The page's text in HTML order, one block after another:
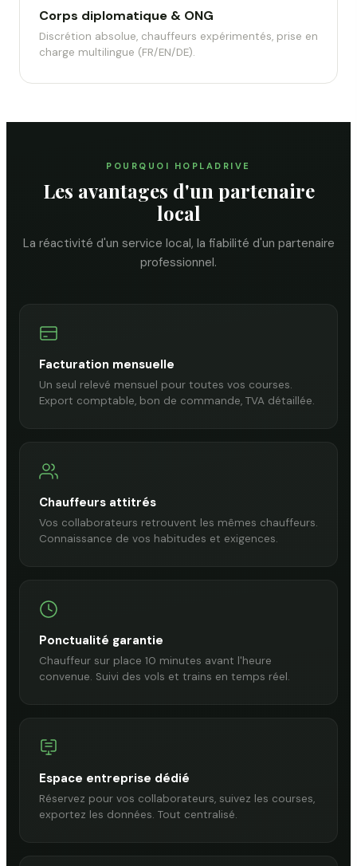
Corps diplomatique & ONG
Discrétion absolue, chauffeurs expérimentés, prise en
charge multilingue (FR/EN/DE).
POURQUOI HOPLADRIVE
Les avantages d'un partenaire
local
La réactivité d'un service local, la fiabilité d'un partenaire
professionnel.
Facturation mensuelle
Un seul relevé mensuel pour toutes vos courses.
Export comptable, bon de commande, TVA détaillée.
Chauffeurs attitrés
Vos collaborateurs retrouvent les mêmes chauffeurs.
Connaissance de vos habitudes et exigences.
Ponctualité garantie
Chauffeur sur place 10 minutes avant l'heure
convenue. Suivi des vols et trains en temps réel.
Espace entreprise dédié
Réservez pour vos collaborateurs, suivez les courses,
exportez les données. Tout centralisé.